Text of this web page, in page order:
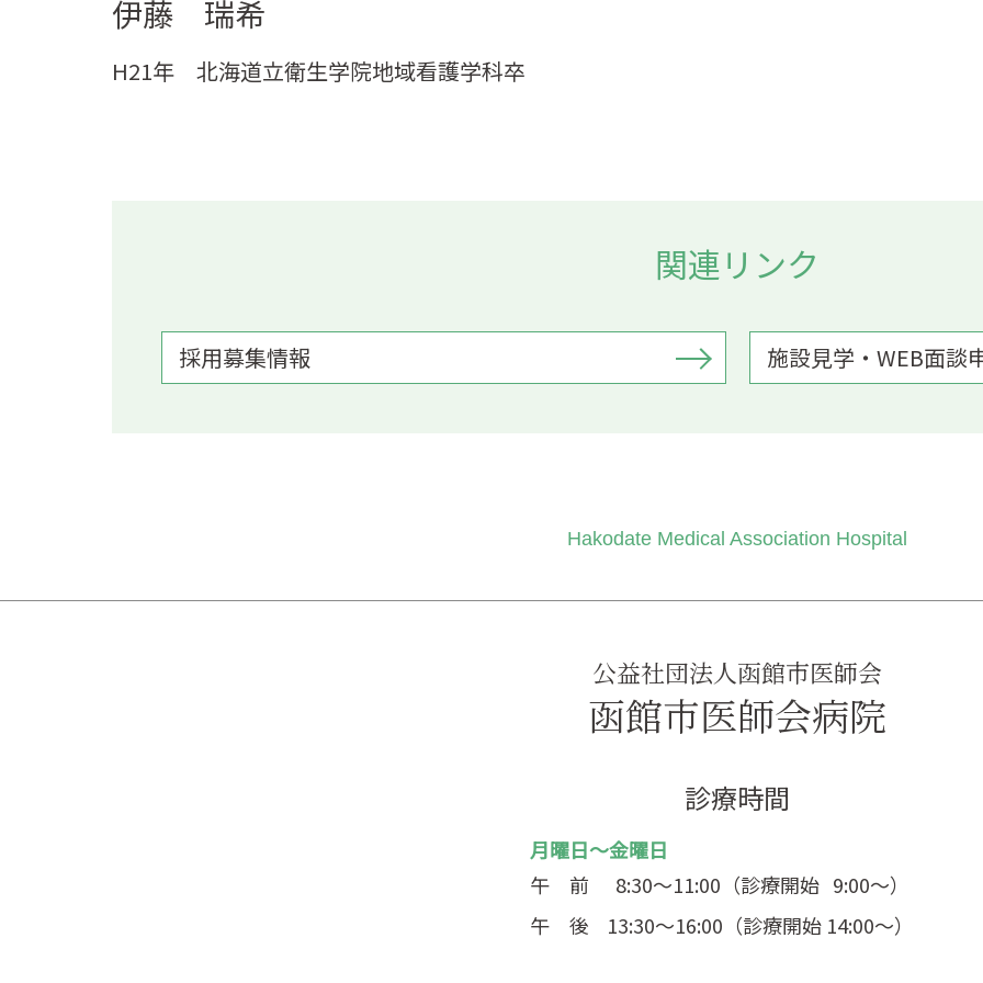
伊藤 瑞希
H21年 北海道立衛生学院地域看護学科卒
関連リンク
採用募集情報 施設見学・WEB面談
Hakodate Medical Association Hospital
公益社団法人函館市医師会
函館市医師会病院
診療時間
月曜日～金曜日
午 前
8:30～11:00（診療開始 9:00～）
午 後
13:30～16:00（診療開始 14:00～）